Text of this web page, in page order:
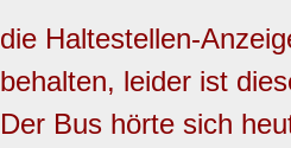
die Haltestellen-
behalten, leider ist
Der Bus hörte sich